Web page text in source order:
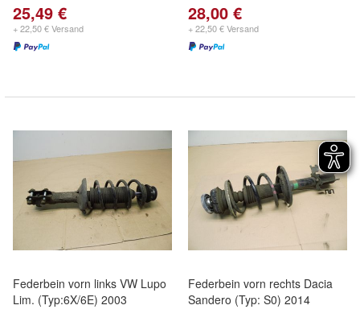
25,49 €
+ 22,50 € Versand
28,00 €
+ 22,50 € Versand
Federbein vorn links VW Lupo
Lim. (Typ:6X/6E) 2003
Federbein vorn rechts Dacia
Sandero (Typ: S0) 2014